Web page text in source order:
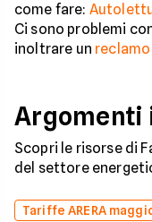
come fare:
Ci sono problemi
inoltrare un reclamo
Argomenti
Scopri le risorse di
del settore
Tariffe ARERA